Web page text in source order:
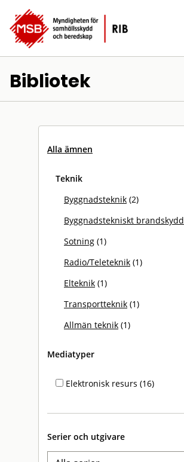
Bibliotek
Alla ämnen
Teknik
Byggnadsteknik (2)
Byggnadstekniskt brandskydd
Sotning (1)
Radio/Teleteknik (1)
Elteknik (1)
Transportteknik (1)
Allmän teknik (1)
Mediatyper
Elektronisk resurs (16)
Serier och utgivare